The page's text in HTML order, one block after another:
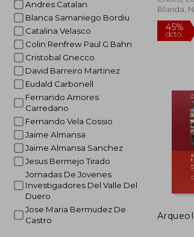
Andres Catalan
Blanca Samaniego Bordiu
Catalina Velasco
Colin Renfrew Paul G Bahn
Cristobal Gnecco
David Barreiro Martinez
Eudald Carbonell
Fernando Amores
Carredano
Fernando Vela Cossio
Jaime Almansa
Jaime Almansa Sanchez
Jesus Bermejo Tirado
Jornadas De Jovenes
Investigadores Del Valle Del
Duero
Jose Maria Bermudez De
Castro
Blanda,